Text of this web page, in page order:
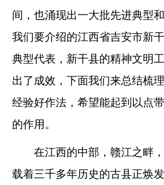
间，也涌现出一大批先进典型
我们要介绍的江西省吉安市新
典型代表，新干县的精神文明
出了成效，下面我们来总结梳
经验好作法，希望能起到以点
的作用。
在江西的中部，赣江之畔，
载着三千多年历史的古县正焕